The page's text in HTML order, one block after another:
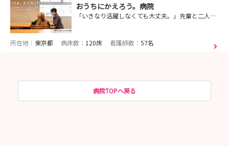
おうちにかえろう。病院
「いきなり活躍しなくても大丈夫。」先輩と二人三脚でしっかり学べる。修学資金指定施設、訪問看護へのキャリアチェンジも可能！
所在地： 東京都 病床数： 120床 看護師数： 57名
病院TOPへ戻る